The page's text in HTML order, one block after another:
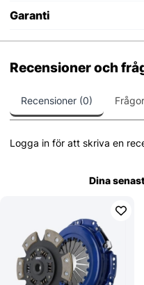
Garanti
Recensioner och
Recensioner (0)
Logga in för att skriva en
Dina